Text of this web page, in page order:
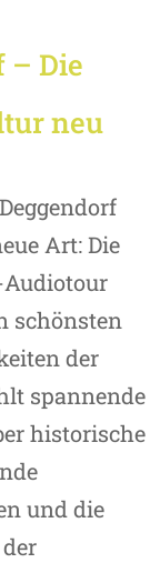
– Die
neu
Art: Die
schönsten
der
spannende
historische
und die